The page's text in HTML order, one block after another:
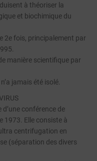
à théoriser la
et biochimique du
2e fois, principalement par
manière scientifique par
jamais été isolé.
conférence de
1973. Elle consiste à
centrifugation en
(séparation des divers